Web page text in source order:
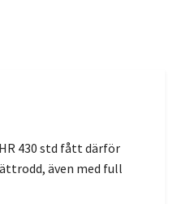
430 std fått därför
även med full